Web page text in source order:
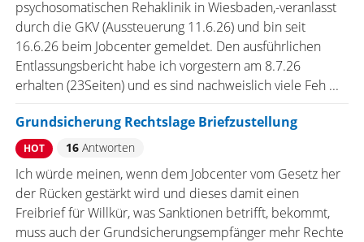
psychosomatischen Rehaklinik in Wiesbaden,-veranlasst
durch die GKV (Aussteuerung 11.6.26) und bin seit
16.6.26 beim Jobcenter gemeldet. Den ausführlichen
Entlassungsbericht habe ich vorgestern am 8.7.26
erhalten (23Seiten) und es sind nachweislich viele Feh ...
Grundsicherung Rechtslage Briefzustellung
HOT 16Antworten
Ich würde meinen, wenn dem Jobcenter vom Gesetz her
der Rücken gestärkt wird und dieses damit einen
Freibrief für Willkür, was Sanktionen betrifft, bekommt,
muss auch der Grundsicherungsempfänger mehr Rechte